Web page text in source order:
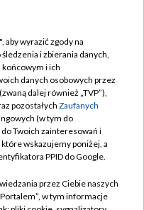
TVP
aby wyrazić zgody na
i zbierania danych,
i ich
danych osobowych przez
dalej również „TVP”),
pozostałych Zaufanych
(w tym do
Twoich zainteresowań i
wskazujemy poniżej, a
PPID do Google.
przez Ciebie naszych
w tym informacje